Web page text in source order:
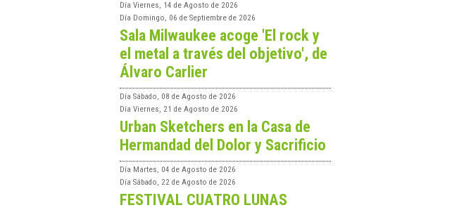
Día Viernes, 14 de Agosto de 2026
Día Domingo, 06 de Septiembre de 2026
Sala Milwaukee acoge 'El rock y
el metal a través del objetivo', de
Álvaro Carlier
Día Sábado, 08 de Agosto de 2026
Día Viernes, 21 de Agosto de 2026
Urban Sketchers en la Casa de
Hermandad del Dolor y Sacrificio
Día Martes, 04 de Agosto de 2026
Día Sábado, 22 de Agosto de 2026
FESTIVAL CUATRO LUNAS